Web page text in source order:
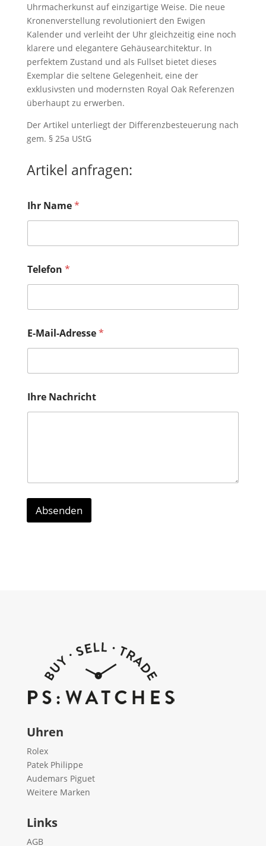
Uhrmacherkunst auf einzigartige Weise. Die neue
Kronenverstellung revolutioniert den Ewigen
Kalender und verleiht der Uhr gleichzeitig eine noch
klarere und elegantere Gehäusearchitektur. In
perfektem Zustand und als Fullset bietet dieses
Exemplar die seltene Gelegenheit, eine der
exklusivsten und modernsten Royal Oak Referenzen
überhaupt zu erwerben.
Der Artikel unterliegt der Differenzbesteuerung nach
gem. § 25a UStG
Artikel anfragen:
*
I
r
Ihr Name*
Telefon *
E-Mail-Adresse*
Ihre Nachricht
Absenden
Uhren
Rolex
Patek Philippe
Audemars Piguet
Weitere Marken
Links
AGB